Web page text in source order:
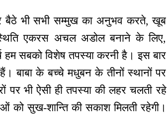
बैठे भी सभी सम्मुख का अनुभव करते, खूब
एकरस अचल अडोल बनाने के लिए,
हम सबको विशेष तपस्या करनी है। इस बार
बाबा के बच्चे मधुबन के तीनों स्थानों पर
पर भी ऐसी ही तपस्या की लहर चलती रहे
को सुख-शान्ति की सकाश मिलती रहेगी।